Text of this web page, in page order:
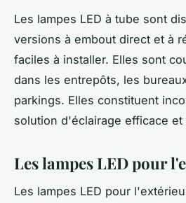
Les lampes LED à tube sont
versions à embout direct et à
faciles à installer. Elles sont
dans les entrepôts, les
parkings. Elles constituent
solution d'éclairage efficace et
Les lampes LED pour
Les lampes LED pour